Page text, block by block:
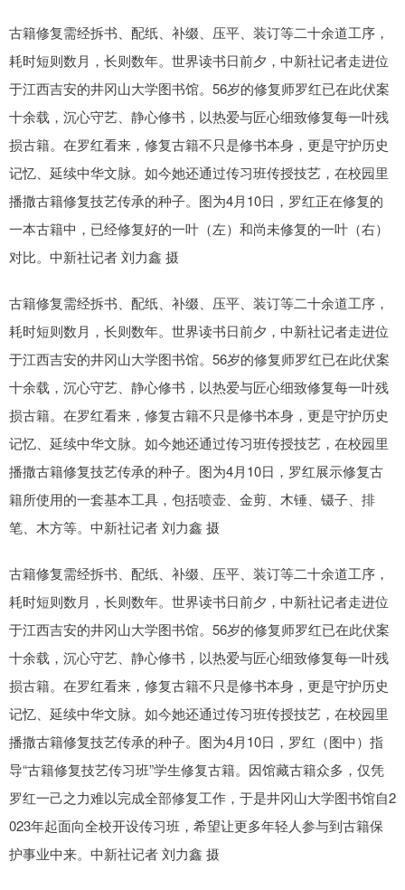
古籍修复需经拆书、配纸、补缀、压平、装订等二十余道工序，
耗时短则数月，长则数年。世界读书日前夕，中新社记者走进位
于江西吉安的井冈山大学图书馆。56岁的修复师罗红已在此伏案
十余载，沉心守艺、静心修书，以热爱与匠心细致修复每一叶残
损古籍。在罗红看来，修复古籍不只是修书本身，更是守护历史
记忆、延续中华文脉。如今她还通过传习班传授技艺，在校园里
播撒古籍修复技艺传承的种子。图为4月10日，罗红正在修复的
一本古籍中，已经修复好的一叶（左）和尚未修复的一叶（右）
对比。中新社记者 刘力鑫 摄
古籍修复需经拆书、配纸、补缀、压平、装订等二十余道工序，
耗时短则数月，长则数年。世界读书日前夕，中新社记者走进位
于江西吉安的井冈山大学图书馆。56岁的修复师罗红已在此伏案
十余载，沉心守艺、静心修书，以热爱与匠心细致修复每一叶残
损古籍。在罗红看来，修复古籍不只是修书本身，更是守护历史
记忆、延续中华文脉。如今她还通过传习班传授技艺，在校园里
播撒古籍修复技艺传承的种子。图为4月10日，罗红展示修复古
籍所使用的一套基本工具，包括喷壶、金剪、木锤、镊子、排
笔、木方等。中新社记者 刘力鑫 摄
古籍修复需经拆书、配纸、补缀、压平、装订等二十余道工序，
耗时短则数月，长则数年。世界读书日前夕，中新社记者走进位
于江西吉安的井冈山大学图书馆。56岁的修复师罗红已在此伏案
十余载，沉心守艺、静心修书，以热爱与匠心细致修复每一叶残
损古籍。在罗红看来，修复古籍不只是修书本身，更是守护历史
记忆、延续中华文脉。如今她还通过传习班传授技艺，在校园里
播撒古籍修复技艺传承的种子。图为4月10日，罗红（图中）指
导“古籍修复技艺传习班”学生修复古籍。因馆藏古籍众多，仅凭
罗红一己之力难以完成全部修复工作，于是井冈山大学图书馆自2
023年起面向全校开设传习班，希望让更多年轻人参与到古籍保
护事业中来。中新社记者 刘力鑫 摄